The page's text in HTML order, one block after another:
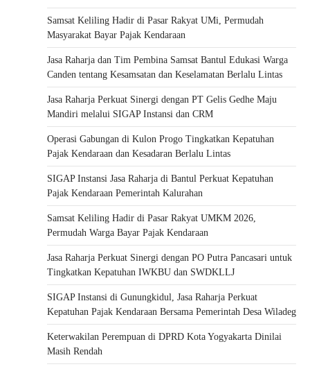
Samsat Keliling Hadir di Pasar Rakyat UMi, Permudah
Masyarakat Bayar Pajak Kendaraan
Jasa Raharja dan Tim Pembina Samsat Bantul Edukasi Warga
Canden tentang Kesamsatan dan Keselamatan Berlalu Lintas
Jasa Raharja Perkuat Sinergi dengan PT Gelis Gedhe Maju
Mandiri melalui SIGAP Instansi dan CRM
Operasi Gabungan di Kulon Progo Tingkatkan Kepatuhan
Pajak Kendaraan dan Kesadaran Berlalu Lintas
SIGAP Instansi Jasa Raharja di Bantul Perkuat Kepatuhan
Pajak Kendaraan Pemerintah Kalurahan
Samsat Keliling Hadir di Pasar Rakyat UMKM 2026,
Permudah Warga Bayar Pajak Kendaraan
Jasa Raharja Perkuat Sinergi dengan PO Putra Pancasari untuk
Tingkatkan Kepatuhan IWKBU dan SWDKLLJ
SIGAP Instansi di Gunungkidul, Jasa Raharja Perkuat
Kepatuhan Pajak Kendaraan Bersama Pemerintah Desa Wiladeg
Keterwakilan Perempuan di DPRD Kota Yogyakarta Dinilai
Masih Rendah